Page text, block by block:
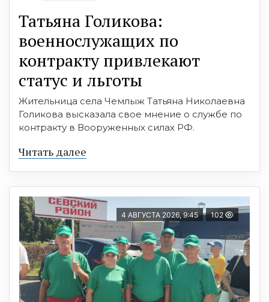
Татьяна Голикова:
военнослужащих по
контракту привлекают
статус и льготы
Жительница села Чемлыж Татьяна Николаевна
Голикова высказала свое мнение о службе по
контракту в Вооруженных силах РФ.
Читать далее
4 АВГУСТА 2026, 9:45 102